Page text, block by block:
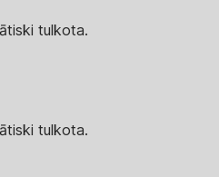
tulkota.
tulkota.